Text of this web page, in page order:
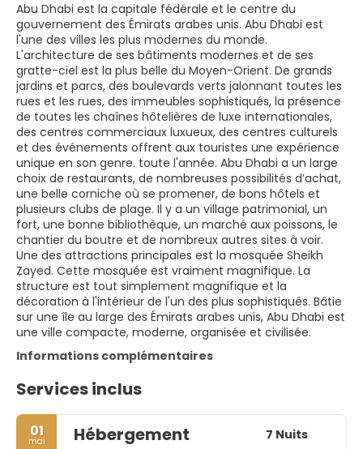
Abu Dhabi est la capitale fédérale et le centre du
gouvernement des Émirats arabes unis. Abu Dhabi est
l'une des villes les plus modernes du monde.
L'architecture de ses bâtiments modernes et de ses
gratte-ciel est la plus belle du Moyen-Orient. De grands
jardins et parcs, des boulevards verts jalonnant toutes les
rues et les rues, des immeubles sophistiqués, la présence
de toutes les chaînes hôtelières de luxe internationales,
des centres commerciaux luxueux, des centres culturels
et des événements offrent aux touristes une expérience
unique en son genre. toute l'année. Abu Dhabi a un large
choix de restaurants, de nombreuses possibilités d’achat,
une belle corniche où se promener, de bons hôtels et
plusieurs clubs de plage. Il y a un village patrimonial, un
fort, une bonne bibliothèque, un marché aux poissons, le
chantier du boutre et de nombreux autres sites à voir.
Une des attractions principales est la mosquée Sheikh
Zayed. Cette mosquée est vraiment magnifique. La
structure est tout simplement magnifique et la
décoration à l'intérieur de l'un des plus sophistiqués. Bâtie
sur une île au large des Émirats arabes unis, Abu Dhabi est
une ville compacte, moderne, organisée et civilisée.
Informations complémentaires
Services inclus
01
mai Hébergement 7 Nuits